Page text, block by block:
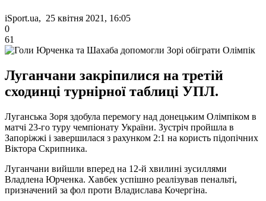
iSport.ua, 25 квітня 2021, 16:05
0
61
Луганчани закріпилися на третій
сходинці турнірної таблиці УПЛ.
Луганська Зоря здобула перемогу над донецьким Олімпіком в
матчі 23-го туру чемпіонату України. Зустріч пройшла в
Запоріжжі і завершилася з рахунком 2:1 на користь підопічних
Віктора Скрипника.
Луганчани вийшли вперед на 12-й хвилині зусиллями
Владлена Юрченка. Хавбек успішно реалізував пенальті,
призначений за фол проти Владислава Кочергіна.